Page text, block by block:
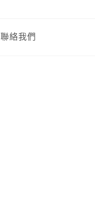
聯絡我們